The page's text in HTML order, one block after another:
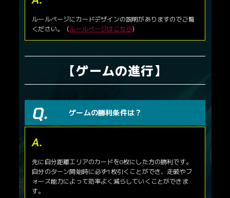
ルールページにカードデザインの説明がありますのでご覧
ください。（ルールページはこちら）
【ゲームの進行】
ゲームの勝利条件は？
先に自分距離エリアのカードを0枚にした方の勝利です。
自分のターン開始時に必ず1枚引くことができ、走破やフ
ォース能力によって効率よく減らしていくことができま
す。
状況カード
カードNo. カード名
突風
SDF-88
スタートダッシュ成功
SDF-89
台風
SDF-90
フォースカード
SDF-91
フォース 逃げ
SDF-92
フォース 先行
SDF-93
フォース 差し
SDF-94